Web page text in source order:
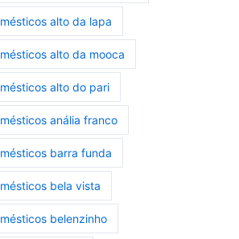
alto da lapa
alto da mooca
alto do pari
anália franco
barra funda
bela vista
belenzinho